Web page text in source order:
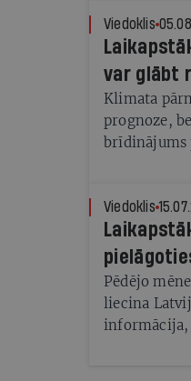
Viedoklis
var glābt
Klimata
prognoze,
brīdinājums
Eiropā kļūst
Viedoklis
Pēdējo
liecina
informācija,